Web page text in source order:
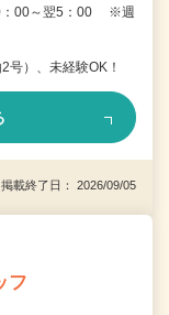
：00～翌5：00 ※週
）、未経験OK！
載終了日： 2026/09/05
フ